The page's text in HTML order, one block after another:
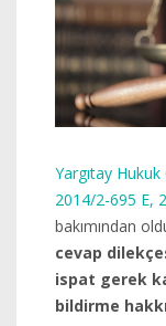
Yargıtay
2014/2-695 E,
bakımından
cevap
ispat gerek
bildirme